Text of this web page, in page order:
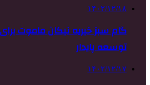
۱۴۰۲/۱۲/۱۸
گام سبز خیریه نیکان ماموت
توسعه پایدار
۱۴۰۲/۱۲/۱۷